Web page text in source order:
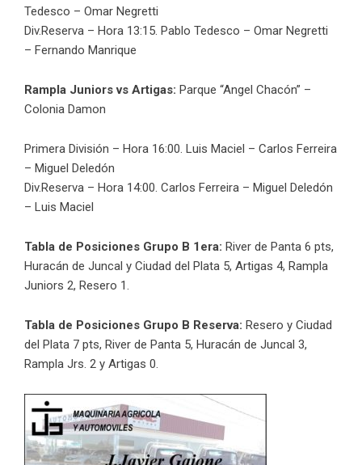
Tedesco – Omar Negretti
Div.Reserva – Hora 13:15. Pablo Tedesco – Omar Negretti
– Fernando Manrique
Rampla Juniors vs Artigas: Parque “Angel Chacón” –
Colonia Damon
Primera División – Hora 16:00. Luis Maciel – Carlos Ferreira
– Miguel Deledón
Div.Reserva – Hora 14:00. Carlos Ferreira – Miguel Deledón
– Luis Maciel
Tabla de Posiciones Grupo B 1era: River de Panta 6 pts,
Huracán de Juncal y Ciudad del Plata 5, Artigas 4, Rampla
Juniors 2, Resero 1.
Tabla de Posiciones Grupo B Reserva: Resero y Ciudad
del Plata 7 pts, River de Panta 5, Huracán de Juncal 3,
Rampla Jrs. 2 y Artigas 0.